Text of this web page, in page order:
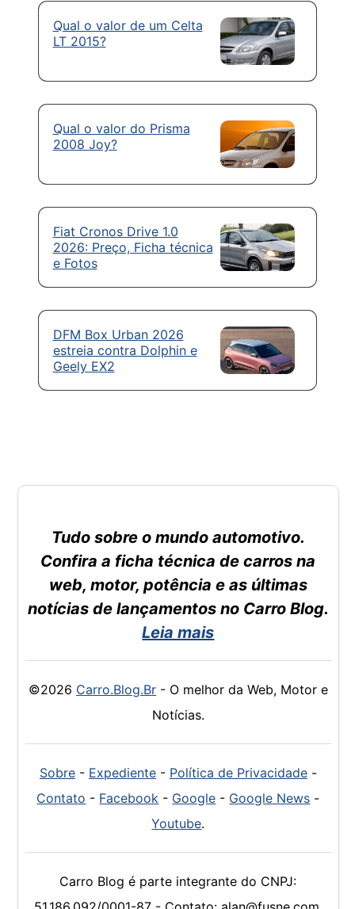
Qual o valor de um Celta
LT 2015?
Qual o valor do Prisma
2008 Joy?
Fiat Cronos Drive 1.0
2026: Preço, Ficha técnica
e Fotos
DFM Box Urban 2026
estreia contra Dolphin e
Geely EX2
Tudo sobre o mundo automotivo.
Confira a ficha técnica de carros na
web, motor, potência e as últimas
notícias de lançamentos no Carro Blog.
Leia mais
©2026 Carro.Blog.Br- O melhor da Web, Motor e
Notícias.
Sobre- Expediente- Política de Privacidade-
Contato - Facebook - Google - Google News -
Youtube.
Carro Blog é parte integrante do CNPJ: